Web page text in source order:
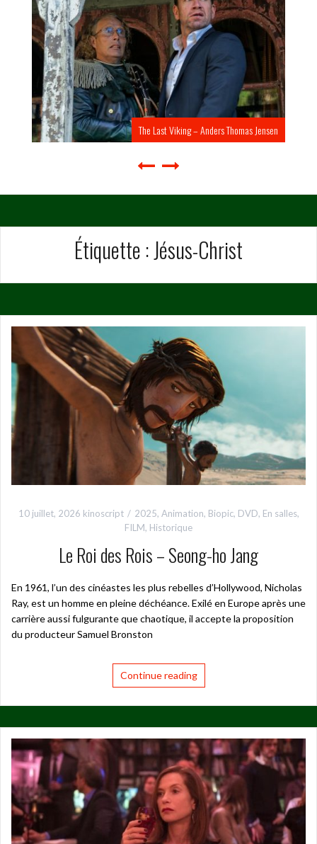
The Last Viking – Anders Thomas Jensen
Étiquette : Jésus-Christ
10 juillet, 2026 kinoscript 2025, Animation, Biopic, DVD, En salles,
FILM, Historique
Le Roi des Rois – Seong-ho Jang
En 1961, l’un des cinéastes les plus rebelles d’Hollywood, Nicholas
Ray, est un homme en pleine déchéance. Exilé en Europe après une
carrière aussi fulgurante que chaotique, il accepte la proposition
du producteur Samuel Bronston
Continue reading